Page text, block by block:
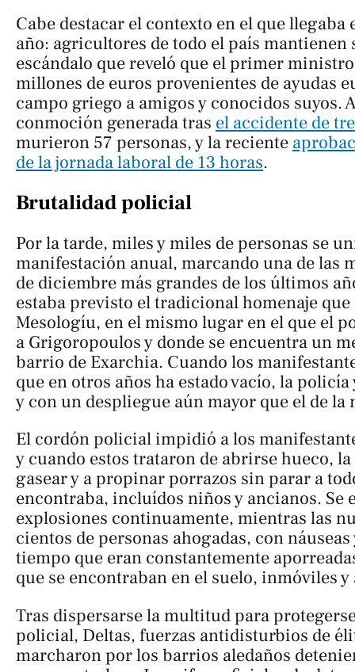
Cabe destacar el contexto en el que llegaba
año: agricultores de todo el país mantienen
escándalo que reveló que el primer
millones de euros provenientes de ayudas
campo griego a amigos y conocidos suyos.
conmoción generada tras el accidente de
murieron 57 personas, y la reciente
de la jornada laboral de 13 horas.
Brutalidad policial
Por la tarde, miles y miles de personas se
manifestación anual, marcando una de las
de diciembre más grandes de los últimos
estaba previsto el tradicional homenaje que
Mesologíu, en el mismo lugar en el que el
a Grigoropoulos y donde se encuentra un
barrio de Exarchia. Cuando los
que en otros años ha estado vacío, la
y con un despliegue aún mayor que el de la
El cordón policial impidió a los
y cuando estos trataron de abrirse hueco,
gasear y a propinar porrazos sin parar a
encontraba, incluídos niños y ancianos. Se
explosiones continuamente, mientras las
cientos de personas ahogadas, con
tiempo que eran constantemente
que se encontraban en el suelo, inmóviles
Tras dispersarse la multitud para
policial, Deltas, fuerzas antidisturbios de
marcharon por los barrios aledaños